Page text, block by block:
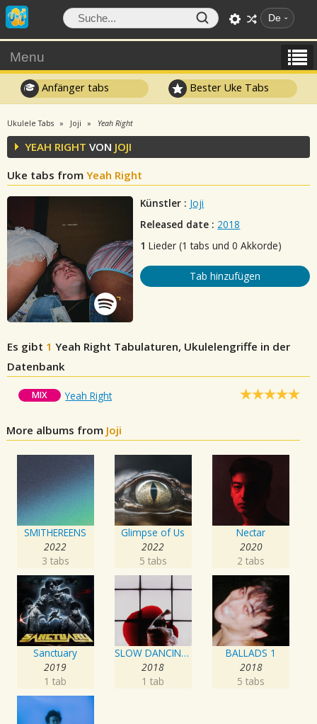
De
Menu
Anfänger tabs Bester Uke Tabs
Ukulele Tabs Joji Yeah Right
YEAH RIGHT VON JOJI
Uke tabs from Yeah Right
Künstler : Joji
Released date : 2018
1 Lieder (1 tabs und 0 Akkorde)
Tab hinzufügen
Es gibt 1 Yeah Right Tabulaturen, Ukulelengriffe in der
Datenbank
MIX Yeah Right
More albums from Joji
SMITHEREENS
2022
3 tabs
Glimpse of Us
2022
5 tabs
Nectar
2020
2 tabs
Sanctuary
2019
1 tab
SLOW DANCING IN THE DARK
2018
1 tab
BALLADS 1
2018
5 tabs